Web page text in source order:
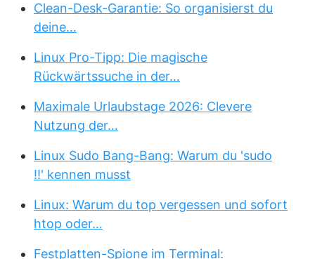
Clean-Desk-Garantie: So organisierst du
deine…
Linux Pro-Tipp: Die magische
Rückwärtssuche in der…
Maximale Urlaubstage 2026: Clevere
Nutzung der…
Linux Sudo Bang-Bang: Warum du 'sudo
!!' kennen musst
Linux: Warum du top vergessen und sofort
htop oder…
Festplatten-Spione im Terminal: